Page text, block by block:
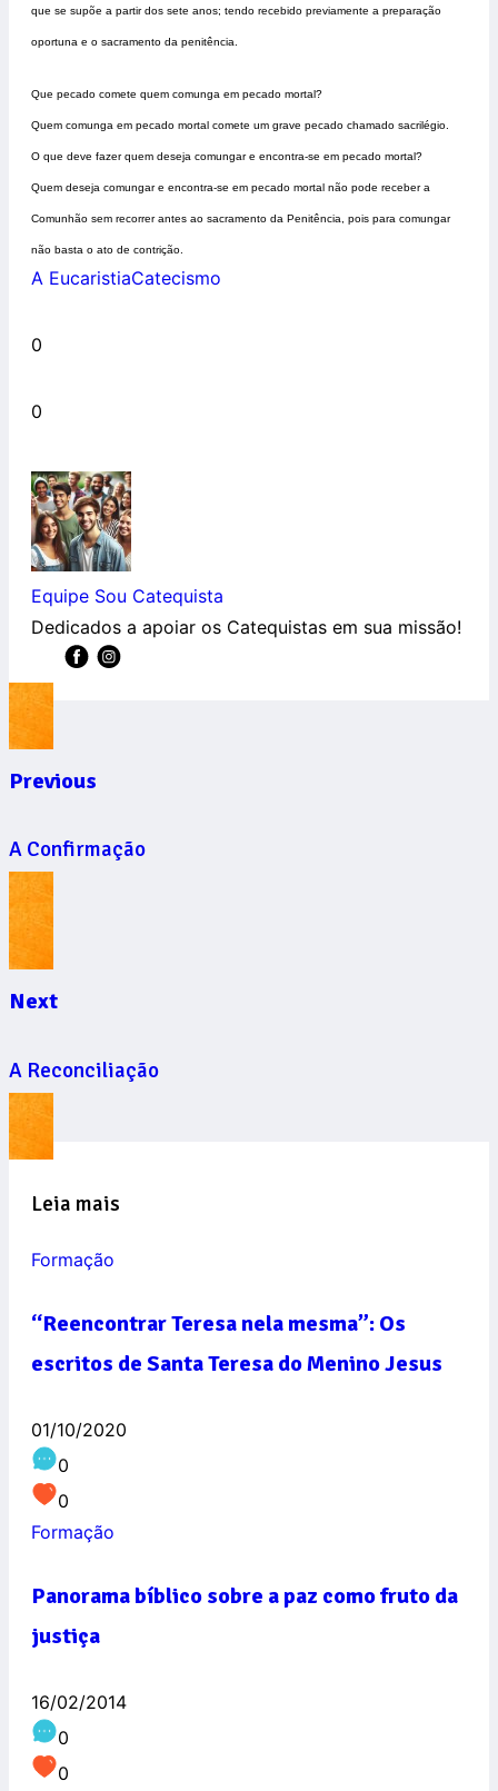
que se supõe a partir dos sete anos; tendo recebido previamente a preparação
oportuna e o sacramento da penitência.
Que pecado comete quem comunga em pecado mortal?
Quem comunga em pecado mortal comete um grave pecado chamado sacrilégio.
O que deve fazer quem deseja comungar e encontra-se em pecado mortal?
Quem deseja comungar e encontra-se em pecado mortal não pode receber a
Comunhão sem recorrer antes ao sacramento da Penitência, pois para comungar
não basta o ato de contrição.
A EucaristiaCatecismo
0
0
Equipe Sou Catequista
Dedicados a apoiar os Catequistas em sua missão!
Previous
A Confirmação
Next
A Reconciliação
Leia mais
Formação
“Reencontrar Teresa nela mesma”: Os
escritos de Santa Teresa do Menino Jesus
01/10/2020
0
0
Formação
Panorama bíblico sobre a paz como fruto da
justiça
16/02/2014
0
0